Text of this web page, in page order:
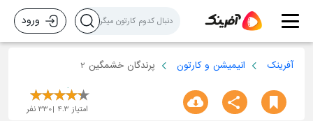
ورود
آفرینک انیمیشن و کارتون پرندگان خشمگین 2
امتیاز 4.3
330 نفر